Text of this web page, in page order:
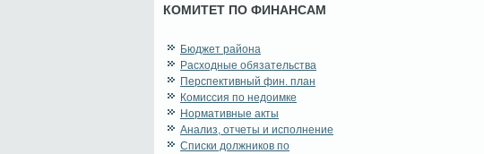
КОМИТЕТ ПО ФИНАНСАМ
Бюджет района
Расходные обязательства
Перспективный фин. план
Комиссия по недоимке
Нормативные акты
Анализ, отчеты и исполнение
Списки должников по